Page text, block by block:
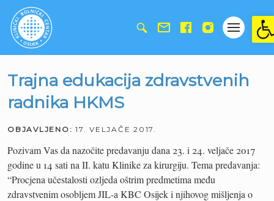
Trajna edukacija zdravstvenih
radnika HKMS
OBJAVLJENO: 17. VELJAČE 2017.
Pozivam Vas da nazočite predavanju dana 23. i 24. veljače 2017
godine u 14 sati na II. katu Klinike za kirurgiju. Tema predavanja:
“Procjena učestalosti ozljeda oštrim predmetima među
zdravstvenim osobljem JIL-a KBC Osijek i njihovog mišljenja o